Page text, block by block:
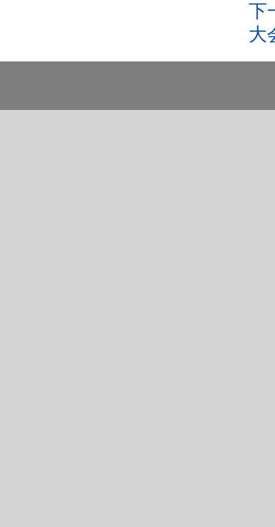
下
大